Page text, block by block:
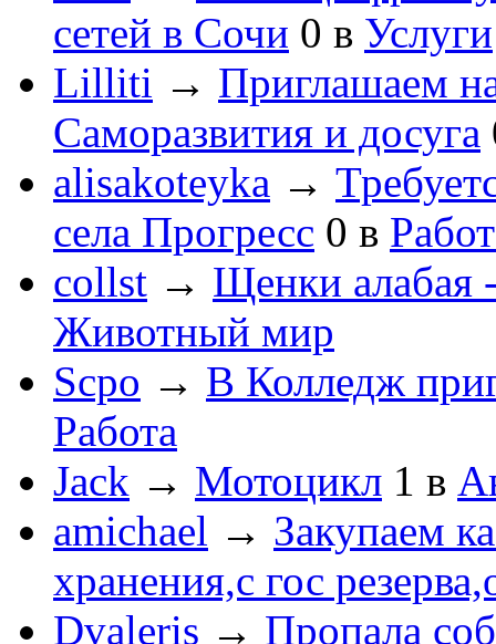
сетей в Сочи 0 в Услуги
Lilliti → Приглашаем
Саморазвития и досуга
alisakoteyka →
села Прогресс 0 в
collst → Щенки алабая
Животный мир
Scpo → В Колледж
Работа
Jack → Мотоцикл 1 в
amichael → Закупаем
хранения,с гос
Dvaleris → Пропала